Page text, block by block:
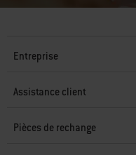
Entreprise
Assistance client
Pièces de rechange